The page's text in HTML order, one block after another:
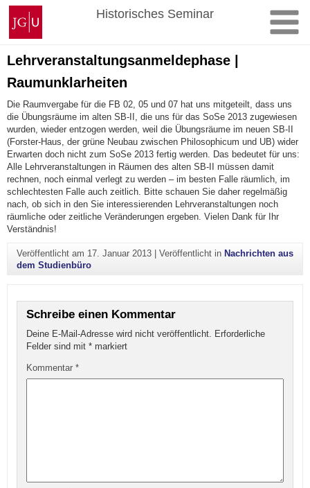
Zum
Inhalt
springen
Johannes
Gutenberg-
Universität
Mainz
Historisches Seminar
Lehrveranstaltungsanmeldephase |
Raumunklarheiten
Die Raumvergabe für die FB 02, 05 und 07 hat uns mitgeteilt, dass uns
die Übungsräume im alten SB-II, die uns für das SoSe 2013 zugewiesen
wurden, wieder entzogen werden, weil die Übungsräume im neuen SB-II
(Forster-Haus, der grüne Neubau zwischen Philosophicum und UB) wider
Erwarten doch nicht zum SoSe 2013 fertig werden. Das bedeutet für uns:
Alle Lehrveranstaltungen in Räumen des alten SB-II müssen damit
rechnen, noch einmal verlegt zu werden – im besten Falle räumlich, im
schlechtesten Falle auch zeitlich. Bitte schauen Sie daher regelmäßig
nach, ob sich in den Sie interessierenden Lehrveranstaltungen noch
räumliche oder zeitliche Veränderungen ergeben. Vielen Dank für Ihr
Verständnis!
Veröffentlicht am 17. Januar 2013| Veröffentlicht in Nachrichten aus
dem Studienbüro
Schreibe einen Kommentar
Deine E-Mail-Adresse wird nicht veröffentlicht.
Erforderliche
Felder sind mit *markiert
Kommentar *